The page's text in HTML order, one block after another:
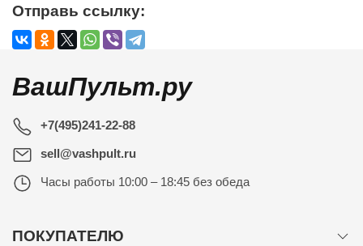
Отправь ссылку:
ВашПульт.ру
+7(495)241-22-88
sell@vashpult.ru
Часы работы 10:00 – 18:45 без обеда
ПОКУПАТЕЛЮ